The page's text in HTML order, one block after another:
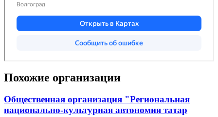
Похожие организации
Общественная организация "Региональная
национально-культурная автономия татар